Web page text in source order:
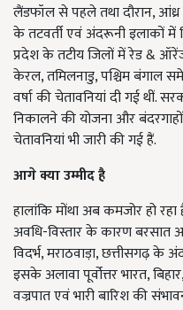
लैंडफॉल से पहले तथा दौरान, आंध्र
के तटवर्ती एवं अंदरूनी इलाकों में
प्रदेश के तटीय जिलों में रेड &
केरल, तमिलनाडु, पश्चिम बंगाल
वर्षा की चेतावनियां दी गई थीं.
निकालने की योजना और
चेतावनियां भी जारी की गई हैं.
आगे क्या उम्मीद है
हालांकि मोंथा अब कमजोर हो
अवधि-विस्तार के कारण बरसात
विदर्भ, मराठवाड़ा, छत्तीसगढ़ के
इसके अलावा पूर्वोत्तर भारत,
वज्रपात एवं भारी बारिश की